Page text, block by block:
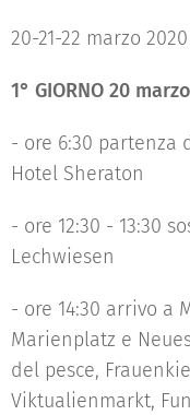
20-21-22 marzo 2020
1° GIORNO 20
- ore 6:30 partenza
Hotel Sheraton
- ore 12:30 - 13:30
Lechwiesen
- ore 14:30 arrivo a
Marienplatz e
del pesce,
Viktualienmarkt,